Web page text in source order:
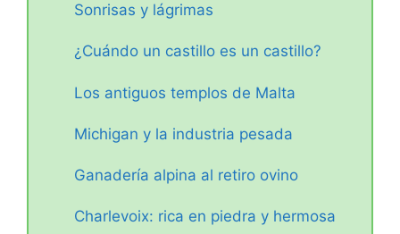
Sonrisas y lágrimas
¿Cuándo un castillo es un castillo?
Los antiguos templos de Malta
Michigan y la industria pesada
Ganadería alpina al retiro ovino
Charlevoix: rica en piedra y hermosa